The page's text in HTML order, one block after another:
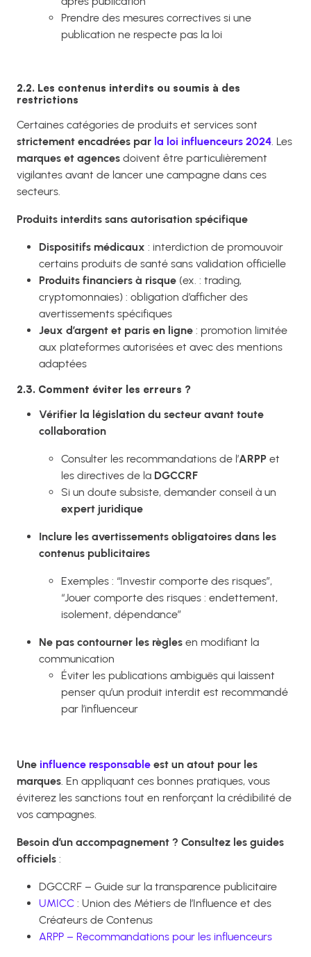
Prendre des mesures correctives si une
publication ne respecte pas la loi
2.2. Les contenus interdits ou soumis à des
restrictions
Certaines catégories de produits et services sont
strictement encadrées par la loi influenceurs 2024. Les
marques et agences doivent être particulièrement
vigilantes avant de lancer une campagne dans ces
secteurs.
Produits interdits sans autorisation spécifique
Dispositifs médicaux : interdiction de promouvoir
certains produits de santé sans validation officielle
Produits financiers à risque (ex. : trading,
cryptomonnaies) : obligation d’afficher des
avertissements spécifiques
Jeux d’argent et paris en ligne : promotion limitée
aux plateformes autorisées et avec des mentions
adaptées
2.3. Comment éviter les erreurs ?
Vérifier la législation du secteur avant toute
collaboration
Consulter les recommandations de l’ARPP et
les directives de la DGCCRF
Si un doute subsiste, demander conseil à un
expert juridique
Inclure les avertissements obligatoires dans les
contenus publicitaires
Exemples : “Investir comporte des risques”,
“Jouer comporte des risques : endettement,
isolement, dépendance”
Ne pas contourner les règles en modifiant la
communication
Éviter les publications ambiguës qui laissent
penser qu’un produit interdit est recommandé
par l’influenceur
Une influence responsable est un atout pour les
marques . En appliquant ces bonnes pratiques, vous
éviterez les sanctions tout en renforçant la crédibilité de
vos campagnes.
Besoin d’un accompagnement ? Consultez les guides
officiels :
DGCCRF – Guide sur la transparence publicitaire
UMICC : Union des Métiers de l’Influence et des
Créateurs de Contenus
ARPP – Recommandations pour les influenceurs